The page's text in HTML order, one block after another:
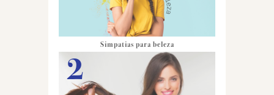
Simpatias para beleza